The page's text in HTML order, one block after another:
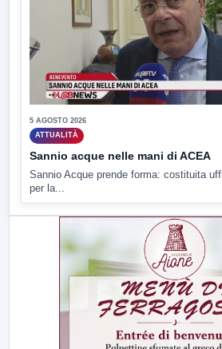
5 AGOSTO 2026
ATTUALITÀ
Sannio acque nelle mani di ACEA
Sannio Acque prende forma: costituita
per la...